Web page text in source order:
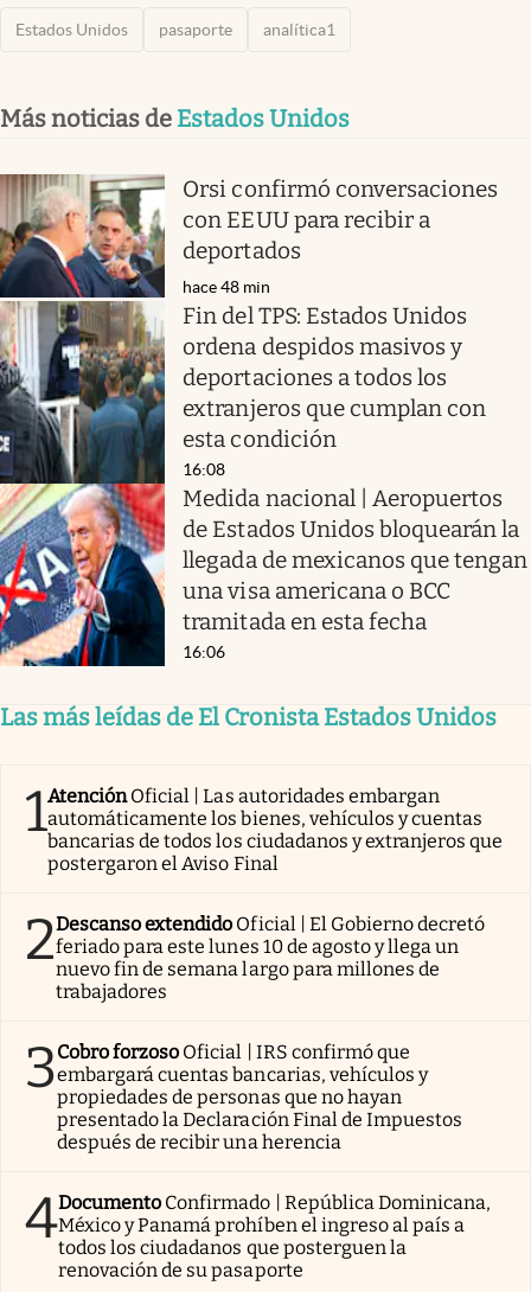
Estados Unidos pasaporte analítica1
Más noticias de Estados Unidos
Orsi confirmó conversaciones
con EEUU para recibir a
deportados
hace 48 min
Fin del TPS: Estados Unidos
ordena despidos masivos y
deportaciones a todos los
extranjeros que cumplan con
esta condición
16:08
Medida nacional | Aeropuertos
de Estados Unidos bloquearán la
llegada de mexicanos que tengan
una visa americana o BCC
tramitada en esta fecha
16:06
Las más leídas de El Cronista Estados Unidos
1AtenciónOficial | Las autoridades embargan
automáticamente los bienes, vehículos y cuentas
bancarias de todos los ciudadanos y extranjeros que
postergaron el Aviso Final
2Descanso extendido Oficial | El Gobierno decretó
feriado para este lunes 10 de agosto y llega un
nuevo fin de semana largo para millones de
trabajadores
3Cobro forzoso Oficial | IRS confirmó que
embargará cuentas bancarias, vehículos y
propiedades de personas que no hayan
presentado la Declaración Final de Impuestos
después de recibir una herencia
4Documento Confirmado | República Dominicana,
México y Panamá prohíben el ingreso al país a
todos los ciudadanos que posterguen la
renovación de su pasaporte